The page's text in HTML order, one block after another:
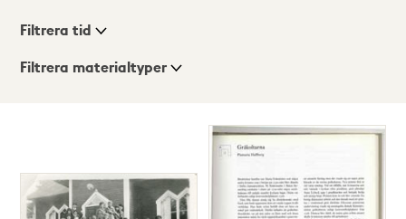
Visningsläge
Filtrera tid
Filtrera materialtyper